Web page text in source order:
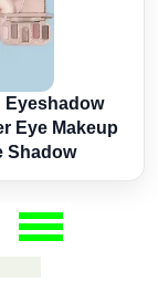
Eyeshadow
Eye Makeup
Shadow